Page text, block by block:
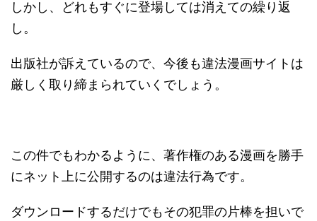
しかし、どれもすぐに登場しては消えての繰り返
し。
出版社が訴えているので、今後も違法漫画サイトは
厳しく取り締まられていくでしょう。
この件でもわかるように、著作権のある漫画を勝手
にネット上に公開するのは違法行為です。
ダウンロードするだけでもその犯罪の片棒を担いで